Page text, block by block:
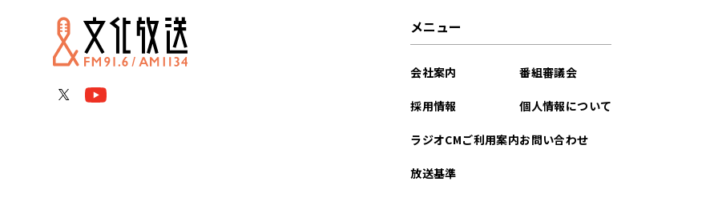
メニュー
会社案内
採用情報
ラジオCMご利用案内
放送基準
番組審議会
個人情報について
お問い合わせ